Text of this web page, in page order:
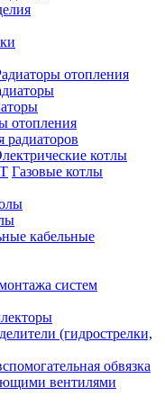
отопления
отопления
котлы
Газовые котлы
кабельные
систем
(гидрострелки,
обвязка